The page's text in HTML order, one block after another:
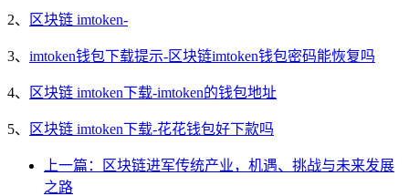
2、 区块链 imtoken-
3、 imtoken钱包下载提示-区块链imtoken钱包密码能恢复吗
4、 区块链 imtoken下载-imtoken的钱包地址
5、 区块链 imtoken下载-花花钱包好下款吗
上一篇：区块链进军传统产业，机遇、挑战与未来发展
之路